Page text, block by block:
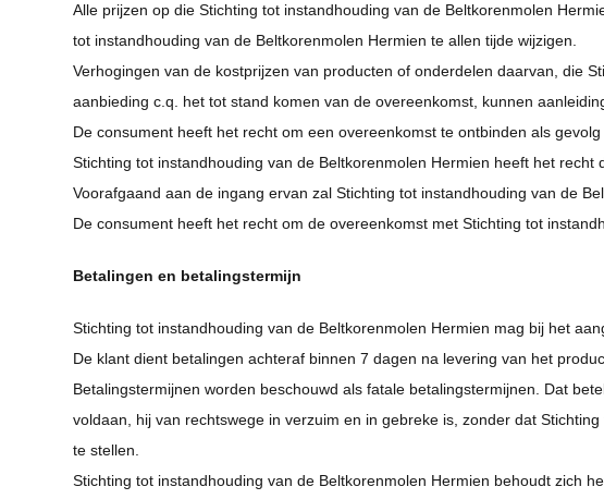
Alle prijzen op die Stichting tot instandhouding van de Beltkorenmolen
tot instandhouding van de Beltkorenmolen Hermien te allen tijde wijzigen.
Verhogingen van de kostprijzen van producten of onderdelen daarvan, die
aanbieding c.q. het tot stand komen van de overeenkomst, kunnen
De consument heeft het recht om een overeenkomst te ontbinden als
Stichting tot instandhouding van de Beltkorenmolen Hermien heeft het recht
Voorafgaand aan de ingang ervan zal Stichting tot instandhouding van de
De consument heeft het recht om de overeenkomst met Stichting tot
Betalingen en betalingstermijn
Stichting tot instandhouding van de Beltkorenmolen Hermien mag bij het
De klant dient betalingen achteraf binnen 7 dagen na levering van het
Betalingstermijnen worden beschouwd als fatale betalingstermijnen. Dat
voldaan, hij van rechtswege in verzuim en in gebreke is, zonder dat
te stellen.
Stichting tot instandhouding van de Beltkorenmolen Hermien behoudt zich